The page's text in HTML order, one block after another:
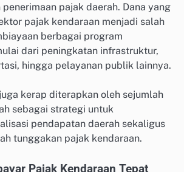
pajak daerah. Dana yang
pajak kendaraan menjadi salah
berbagai program
dari peningkatan infrastruktur,
hingga pelayanan publik lainnya.
kerap diterapkan oleh sejumlah
sebagai strategi untuk
pendapatan daerah sekaligus
tunggakan pajak kendaraan.
Pajak Kendaraan Tepat